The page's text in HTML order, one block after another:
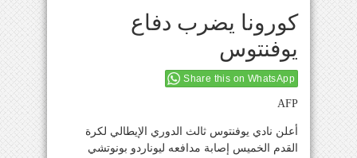
كورونا يضرب دفاع
يوفنتوس
Share this on WhatsApp
AFP
أعلن نادي يوفنتوس ثالث الدوري الإيطالي لكرة
القدم الخميس إصابة مدافعه ليوناردو بونوتشي